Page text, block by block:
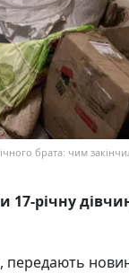
брата: чим
річну
передають